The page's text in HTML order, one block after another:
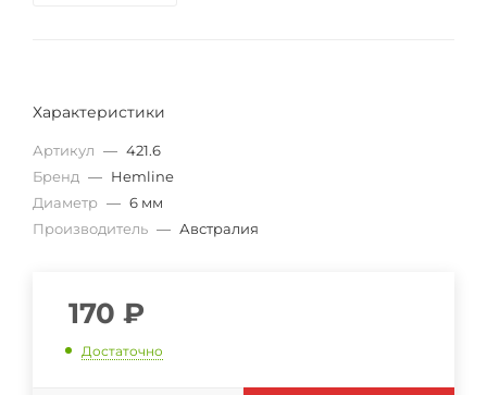
Характеристики
Артикул — 421.6
Бренд — Hemline
Диаметр — 6 мм
Производитель — Австралия
170 ₽
Достаточно